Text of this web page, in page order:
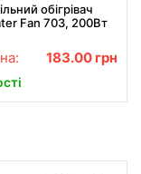
обігрівач
Fan 703, 200Вт
автодувка183.00 грн